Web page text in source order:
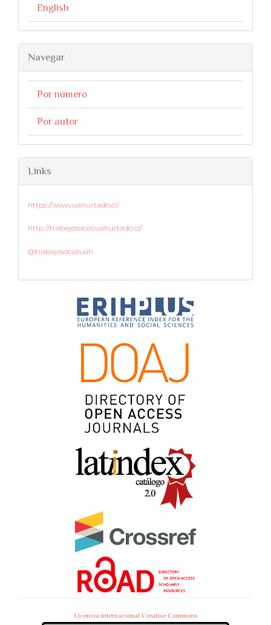
English
Navegar
Por número
Por autor
Links
https://www.uahurtado.cl/
http://trabajosocial.uahurtado.cl/
@trabajosocialuah
Licencia internacional Creative Commons